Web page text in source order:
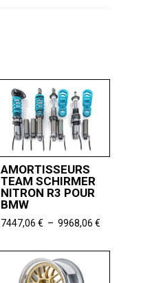
AMORTISSEURS
TEAM SCHIRMER
NITRON R3 POUR
BMW
7447,06 € – 9968,06 €Plage
prix :